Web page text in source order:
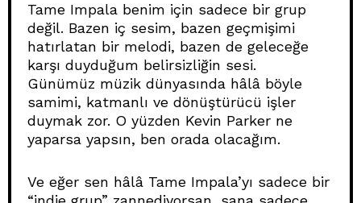
Tame Impala benim için sadece bir grup
değil. Bazen iç sesim, bazen geçmişimi
hatırlatan bir melodi, bazen de geleceğe
karşı duyduğum belirsizliğin sesi.
Günümüz müzik dünyasında hâlâ böyle
samimi, katmanlı ve dönüştürücü işler
duymak zor. O yüzden Kevin Parker ne
yaparsa yapsın, ben orada olacağım.
Ve eğer sen hâlâ Tame Impala’yı sadece bir